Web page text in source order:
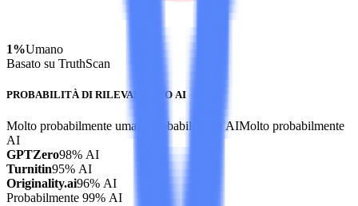
1%Umano
Basato su TruthScan
PROBABILITÀ DI RILEVAMENTO AI
Molto probabilmente umano Probabilmente AIMolto probabilmente
AI
GPTZero98% AI
Turnitin95% AI
Originality.ai96% AI
Probabilmente 99% AI